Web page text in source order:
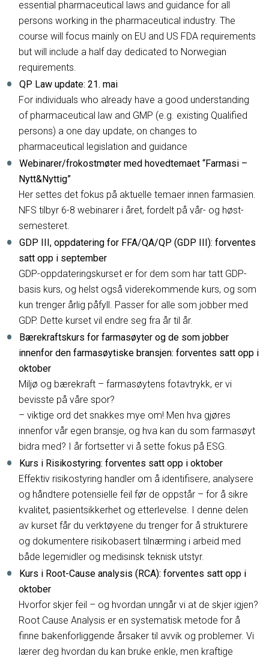
essential pharmaceutical laws and guidance for all
persons working in the pharmaceutical industry. The
course will focus mainly on EU and US FDA requirements
but will include a half day dedicated to Norwegian
requirements.
QP Law update: 21. mai
For individuals who already have a good understanding
of pharmaceutical law and GMP (e.g. existing Qualified
persons) a one day update, on changes to
pharmaceutical legislation and guidance
Webinarer/frokostmøter med hovedtemaet “Farmasi –
Nytt&Nyttig”
Her settes det fokus på aktuelle temaer innen farmasien.
NFS tilbyr 6-8 webinarer i året, fordelt på vår- og høst-
semesteret.
GDP III, oppdatering for FFA/QA/QP (GDP III): forventes
satt opp i september
GDP-oppdateringskurset er for dem som har tatt GDP-
basis kurs, og helst også viderekommende kurs, og som
kun trenger årlig påfyll. Passer for alle som jobber med
GDP. Dette kurset vil endre seg fra år til år.
Bærekraftskurs for farmasøyter og de som jobber
innenfor den farmasøytiske bransjen: forventes satt opp i
oktober
Miljø og bærekraft – farmasøytens fotavtrykk, er vi
bevisste på våre spor?
– viktige ord det snakkes mye om! Men hva gjøres
innenfor vår egen bransje, og hva kan du som farmasøyt
bidra med? I år fortsetter vi å sette fokus på ESG.
Kurs i Risikostyring: forventes satt opp i oktober
Effektiv risikostyring handler om å identifisere, analysere
og håndtere potensielle feil før de oppstår – for å sikre
kvalitet, pasientsikkerhet og etterlevelse. I denne delen
av kurset får du verktøyene du trenger for å strukturere
og dokumentere risikobasert tilnærming i arbeid med
både legemidler og medisinsk teknisk utstyr.
Kurs i Root-Cause analysis (RCA): forventes satt opp i
oktober
Hvorfor skjer feil – og hvordan unngår vi at de skjer igjen?
Root Cause Analysis er en systematisk metode for å
finne bakenforliggende årsaker til avvik og problemer. Vi
lærer deg hvordan du kan bruke enkle, men kraftige